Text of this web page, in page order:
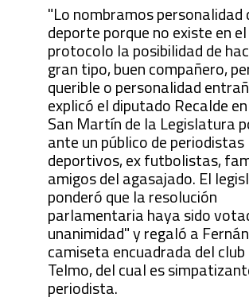
"Lo nombramos personalidad
deporte porque no existe en el
protocolo la posibilidad de
gran tipo, buen compañero,
querible o personalidad
explicó el diputado Recalde
San Martín de la Legislatura
ante un público de periodistas
deportivos, ex futbolistas,
amigos del agasajado. El
ponderó que la resolución
parlamentaria haya sido
unanimidad" y regaló a
camiseta encuadrada del club
Telmo, del cual es
periodista.